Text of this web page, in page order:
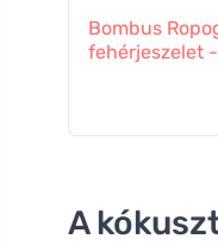
Bombus
fehérjeszelet
A